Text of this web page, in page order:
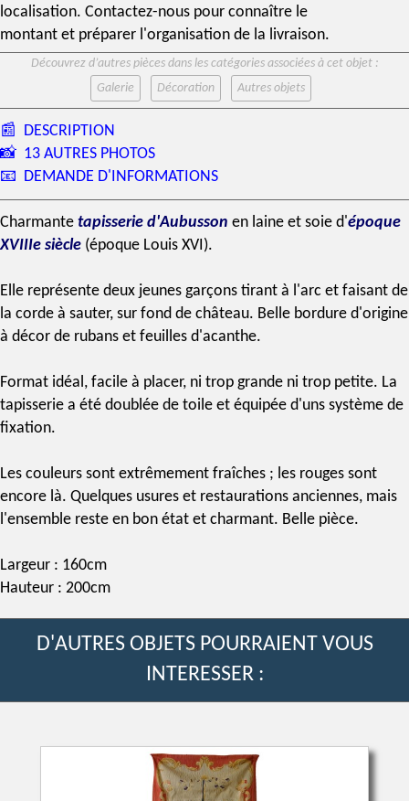
localisation. Contactez-nous pour connaître le
montant et préparer l'organisation de la livraison.
Découvrez d’autres pièces dans les catégories associées à cet objet :
Galerie
Décoration Autres objets
📰 DESCRIPTION
📸 13 AUTRES PHOTOS
📧 DEMANDE D'INFORMATIONS
Charmante tapisserie d'Aubusson en laine et soie d'époque
XVIIIe siècle (époque Louis XVI).
Elle représente deux jeunes garçons tirant à l'arc et faisant de
la corde à sauter, sur fond de château. Belle bordure d'origine
à décor de rubans et feuilles d'acanthe.
Format idéal, facile à placer, ni trop grande ni trop petite. La
tapisserie a été doublée de toile et équipée d'uns système de
fixation.
Les couleurs sont extrêmement fraîches ; les rouges sont
encore là. Quelques usures et restaurations anciennes, mais
l'ensemble reste en bon état et charmant. Belle pièce.
Largeur : 160cm
Hauteur : 200cm
D'AUTRES OBJETS POURRAIENT VOUS
INTERESSER :